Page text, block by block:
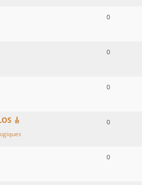
0
0
0
🎸 0
0